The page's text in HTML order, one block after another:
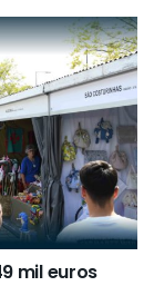
mil euros